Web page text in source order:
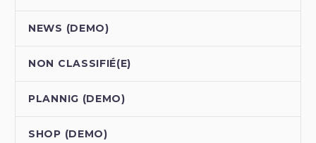
NEWS (DEMO)
NON CLASSIFIÉ(E)
PLANNIG (DEMO)
SHOP (DEMO)